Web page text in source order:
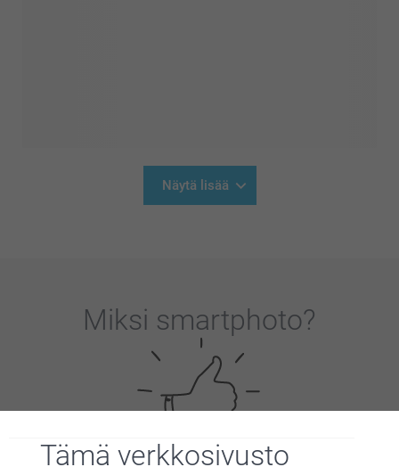
Tämä verkkosivusto
Näytä lisää
Miksi smartphoto?